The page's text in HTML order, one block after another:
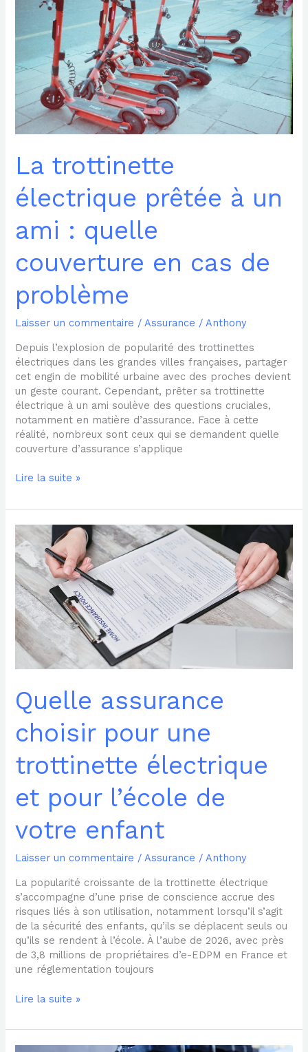
La trottinette
électrique prêtée à un
ami : quelle
couverture en cas de
problème
Laisser un commentaire /Assurance /Anthony
Depuis l’explosion de popularité des trottinettes
électriques dans les grandes villes françaises, partager
cet engin de mobilité urbaine avec des proches devient
un geste courant. Cependant, prêter sa trottinette
électrique à un ami soulève des questions cruciales,
notamment en matière d’assurance. Face à cette
réalité, nombreux sont ceux qui se demandent quelle
couverture d’assurance s’applique
trottinette
électrique
prêtée
un
ami
:
quelle
couverture
cas
Lire la suite »
Quelle assurance
choisir pour une
trottinette électrique
et pour l’école de
votre enfant
Laisser un commentaire /Assurance /Anthony
La popularité croissante de la trottinette électrique
s’accompagne d’une prise de conscience accrue des
risques liés à son utilisation, notamment lorsqu’il s’agit
de la sécurité des enfants, qu’ils se déplacent seuls ou
qu’ils se rendent à l’école. À l’aube de 2026, avec près
de 3,8 millions de propriétaires d’e-EDPM en France et
une réglementation toujours
Quelle
assurance
choisir
pour
une
trottinette
électrique
et
pour
l’école
votre
enfant
Lire la suite »